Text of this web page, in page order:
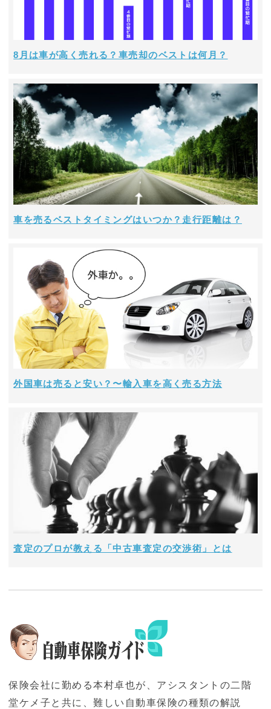
8月は車が高く売れる？車売却のベストは何月？
車を売るベストタイミングはいつか？走行距離は？
外国車は売ると安い？〜輸入車を高く売る方法
査定のプロが教える「中古車査定の交渉術」とは
保険会社に勤める本村卓也が、アシスタントの二階
堂ケメ子と共に、難しい自動車保険の種類の解説